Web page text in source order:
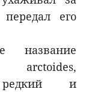
его
название
редкий и